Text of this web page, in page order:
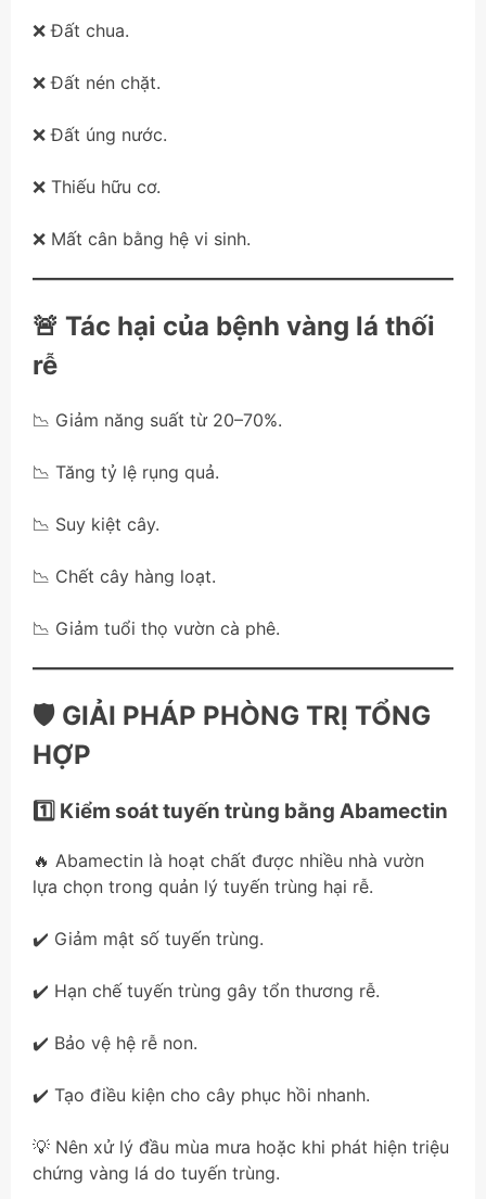
❌ Đất chua.
❌ Đất nén chặt.
❌ Đất úng nước.
❌ Thiếu hữu cơ.
❌ Mất cân bằng hệ vi sinh.
🚨 Tác hại của bệnh vàng lá thối
rễ
📉 Giảm năng suất từ 20–70%.
📉 Tăng tỷ lệ rụng quả.
📉 Suy kiệt cây.
📉 Chết cây hàng loạt.
📉 Giảm tuổi thọ vườn cà phê.
🛡️ GIẢI PHÁP PHÒNG TRỊ TỔNG
HỢP
1️⃣ Kiểm soát tuyến trùng bằng Abamectin
🔥 Abamectin là hoạt chất được nhiều nhà vườn
lựa chọn trong quản lý tuyến trùng hại rễ.
✔️ Giảm mật số tuyến trùng.
✔️ Hạn chế tuyến trùng gây tổn thương rễ.
✔️ Bảo vệ hệ rễ non.
✔️ Tạo điều kiện cho cây phục hồi nhanh.
💡 Nên xử lý đầu mùa mưa hoặc khi phát hiện triệu
chứng vàng lá do tuyến trùng.